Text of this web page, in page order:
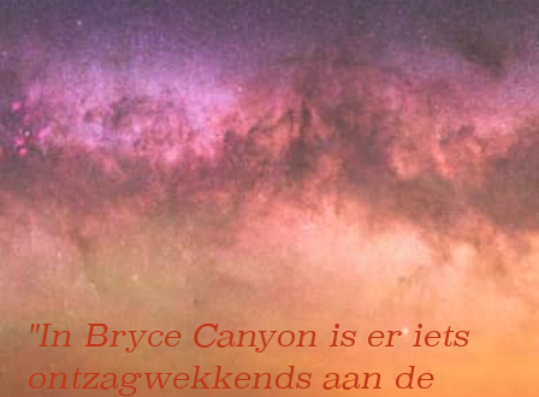
"In Bryce Canyon is er iets
ontzagwekkends aan de